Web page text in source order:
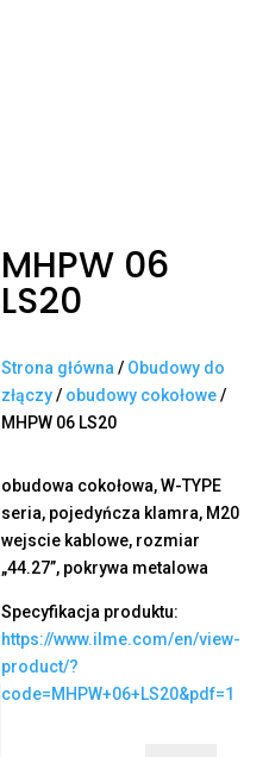
MHPW 06
LS20
Strona główna / Obudowy do
złączy/ obudowy cokołowe/
MHPW 06 LS20
obudowa cokołowa, W-TYPE
seria, pojedyńcza klamra, M20
wejscie kablowe, rozmiar
„44.27”, pokrywa metalowa
Specyfikacja produktu:
https://www.ilme.com/en/view-
product/?
code=MHPW+06+LS20&pdf=1